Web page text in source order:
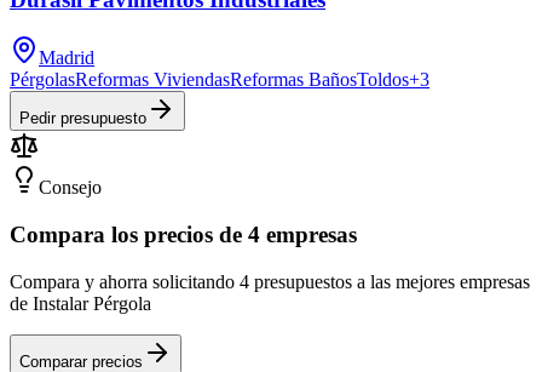
Madrid
PérgolasReformas ViviendasReformas BañosToldos+3
Pedir presupuesto
Consejo
Compara los precios de 4 empresas
Compara y ahorra solicitando 4 presupuestos a las mejores empresas
de Instalar Pérgola
Comparar precios